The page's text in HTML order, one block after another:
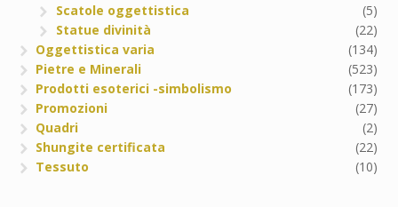
Scatole oggettistica
(5)
Statue divinità
(22)
Oggettistica varia
(134)
Pietre e Minerali
(523)
Prodotti esoterici -simbolismo
(173)
Promozioni
(27)
Quadri
(2)
Shungite certificata
(22)
Tessuto
(10)